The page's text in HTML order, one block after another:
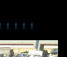
！！！